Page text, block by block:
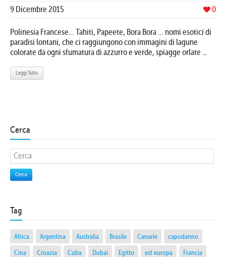
0
9 Dicembre 2015
Polinesia Francese… Tahiti, Papeete, Bora Bora … nomi esotici di
paradisi lontani, che ci raggiungono con immagini di lagune
colorate da ogni sfumatura di azzurro e verde, spiagge orlate ...
Leggi Tutto
Cerca
Cerca
Tag
Africa Argentina Australia Brasile Canarie
capodanno
Cina
Croazia Cuba Dubai Egitto est europa
Francia